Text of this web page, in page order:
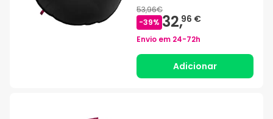
53,96€
-39% 32,96 €
Envio em 24-72h
Adicionar